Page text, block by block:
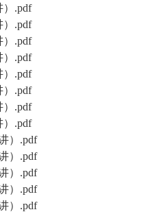
.pdf
.pdf
.pdf
.pdf
.pdf
.pdf
.pdf
.pdf
）.pdf
）.pdf
）.pdf
）.pdf
）.pdf